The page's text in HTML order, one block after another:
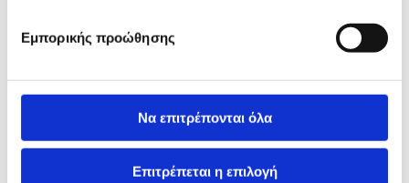
Εμπορικής προώθησης
Να επιτρέπονται όλα
Επιτρέπεται η επιλογή